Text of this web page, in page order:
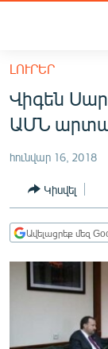
հիմնական
Անցնել
հիմնական
մենյուին
ՀԱՅԱՍՏԱՆ
ՔԱՂԱՔԱԿԱՆ
ԻՐԱՎՈՒՆՔ
ՂԱՐԱԲԱՂ
ՊԱՏԵՐԱԶՄԻ
ՏԱՐԱԾԱՇՐՋԱՆ
ԼՈՒՐԵՐ
Վիգեն
ԱՄՆ
հունվար 16, 2018
Կիսվել
Ավելացրեք մեզ